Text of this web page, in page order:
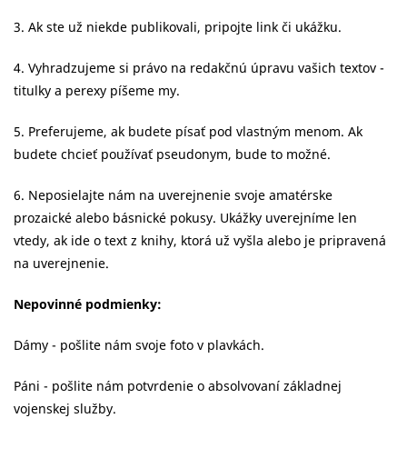
3. Ak ste už niekde publikovali, pripojte link či ukážku.
4. Vyhradzujeme si právo na redakčnú úpravu vašich textov -
titulky a perexy píšeme my.
5. Preferujeme, ak budete písať pod vlastným menom. Ak
budete chcieť používať pseudonym, bude to možné.
6. Neposielajte nám na uverejnenie svoje amatérske
prozaické alebo básnické pokusy. Ukážky uverejníme len
vtedy, ak ide o text z knihy, ktorá už vyšla alebo je pripravená
na uverejnenie.
Nepovinné podmienky:
Dámy - pošlite nám svoje foto v plavkách.
Páni - pošlite nám potvrdenie o absolvovaní základnej
vojenskej služby.